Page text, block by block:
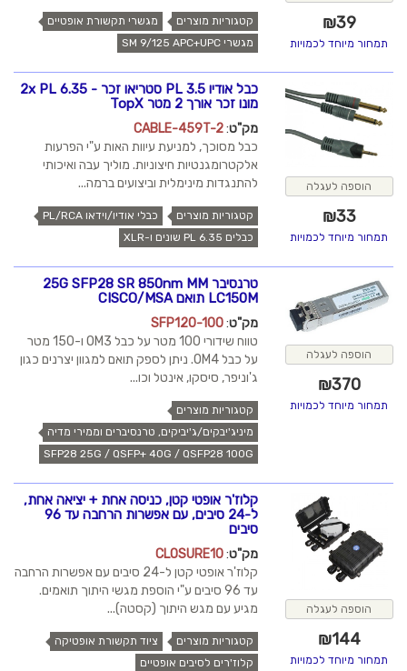
₪39
תמחור מיוחד לכמויות
קטגוריות מוצרים
מגשרי תקשורת אופטיים
מגשרי SM 9/125 APC+UPC
הוספה לעגלה
₪33
תמחור מיוחד לכמויות
כבל אודיו PL 3.5 סטריאו זכר - 2x PL 6.35
מונו זכר אורך 2 מטר TopX
מק"ט:
CABLE-459T-2
כבל מסוכך, למניעת עיוות האות ע"י הפרעות
אלקטרומגנטיות חיצוניות. מוליך עבה ואיכותי
להתנגדות מינימלית וביצועים ברמה...
קטגוריות מוצרים
כבלי אודיו/וידאו PL/RCA
כבלים PL 6.35 שונים ו-XLR
הוספה לעגלה
₪370
תמחור מיוחד לכמויות
טרנסיבר 25G SFP28 SR 850nm MM
LC150M תואם CISCO/MSA
מק"ט:
SFP120-100
טווח שידורי 100 מטר על כבל OM3 ו-150 מטר
על כבל OM4. ניתן לספק תואם למגוון יצרנים כגון
ג'וניפר, סיסקו, אינטל וכו...
קטגוריות מוצרים
מיניג'יבקים/ג'יביקים, טרנסיברים וממירי מדיה
SFP28 25G / QSFP+ 40G / QSFP28 100G
הוספה לעגלה
₪144
תמחור מיוחד לכמויות
קלוז'ר אופטי קטן, כניסה אחת + יציאה אחת,
ל-24 סיבים, עם אפשרות הרחבה עד 96
סיבים
מק"ט:
CLOSURE10
קלוז'ר אופטי קטן ל-24 סיבים עם אפשרות הרחבה
עד 96 סיבים ע"י הוספת מגשי היתוך תואמים.
מגיע עם מגש היתוך (קסטה)...
קטגוריות מוצרים
ציוד תקשורת אופטיקה
קלוז'רים לסיבים אופטיים